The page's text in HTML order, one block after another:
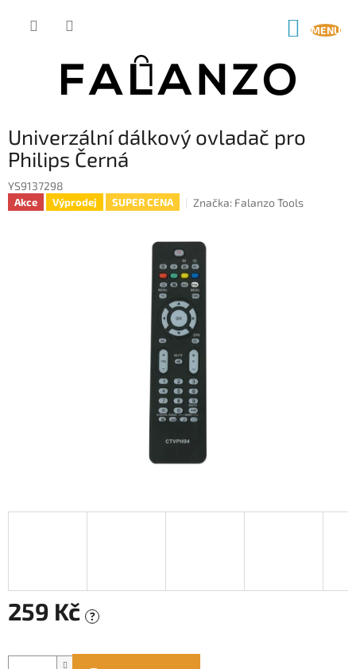
Univerzální dálkový ovladač pro
Philips Černá
YS9137298
Akce Výprodej SUPER CENA Značka: Falanzo Tools
259 Kč ?
cena: